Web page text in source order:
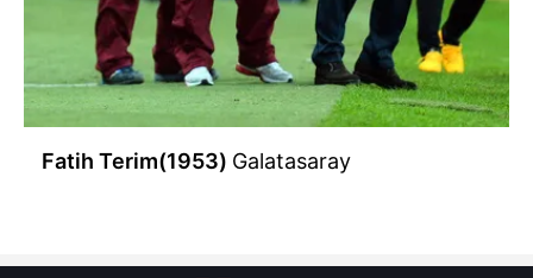
Fatih Terim(1953) Galatasaray